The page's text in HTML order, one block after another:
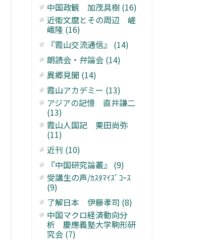
中国政観 加茂具樹 (16)
近衞文麿とその周辺 嵯
峨隆 (16)
『霞山交流通信』 (14)
朗読会・弁論会 (14)
異郷見聞 (14)
霞山アカデミー (13)
アジアの記憶 直井謙二
(13)
霞山人国記 栗田尚弥
(11)
近刊 (10)
『中国研究論叢』 (9)
受講生の声/ｶｽﾀﾏｲｽﾞｺｰｽ
(9)
了解日本 伊藤孝司 (8)
中国マクロ経済動向分
析 慶應義塾大学駒形研
究会 (7)